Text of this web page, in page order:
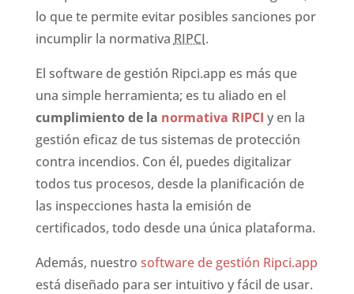
lo que te permite evitar posibles sanciones por
incumplir la normativa RIPCI.
El software de gestión Ripci.app es más que
una simple herramienta; es tu aliado en el
cumplimiento de la normativa RIPCI y en la
gestión eficaz de tus sistemas de protección
contra incendios. Con él, puedes digitalizar
todos tus procesos, desde la planificación de
las inspecciones hasta la emisión de
certificados, todo desde una única plataforma.
Además, nuestro software de gestión Ripci.app
está diseñado para ser intuitivo y fácil de usar.